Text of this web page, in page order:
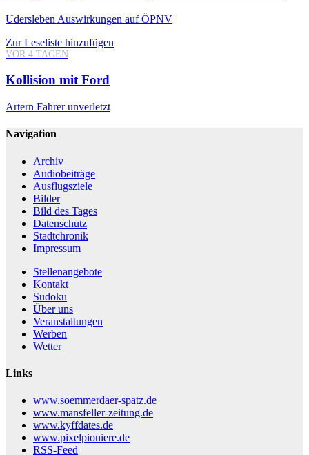
Udersleben Auswirkungen auf ÖPNV
Zur Leseliste hinzufügen
VOR 4 TAGEN
Kollision mit Ford
Artern Fahrer unverletzt
Navigation
Archiv
Audiobeiträge
Ausflugsziele
Bilder
Bild des Tages
Datenschutz
Stadtchronik
Impressum
Stellenangebote
Kontakt
Sudoku
Über uns
Veranstaltungen
Werben
Wetter
Links
www.soemmerdaer-spatz.de
www.mansfeller-zeitung.de
www.kyffdates.de
www.pixelpioniere.de
RSS-Feed